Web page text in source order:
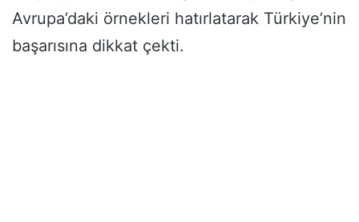
Avrupa’daki örnekleri hatırlatarak Türkiye’nin
başarısına dikkat çekti.